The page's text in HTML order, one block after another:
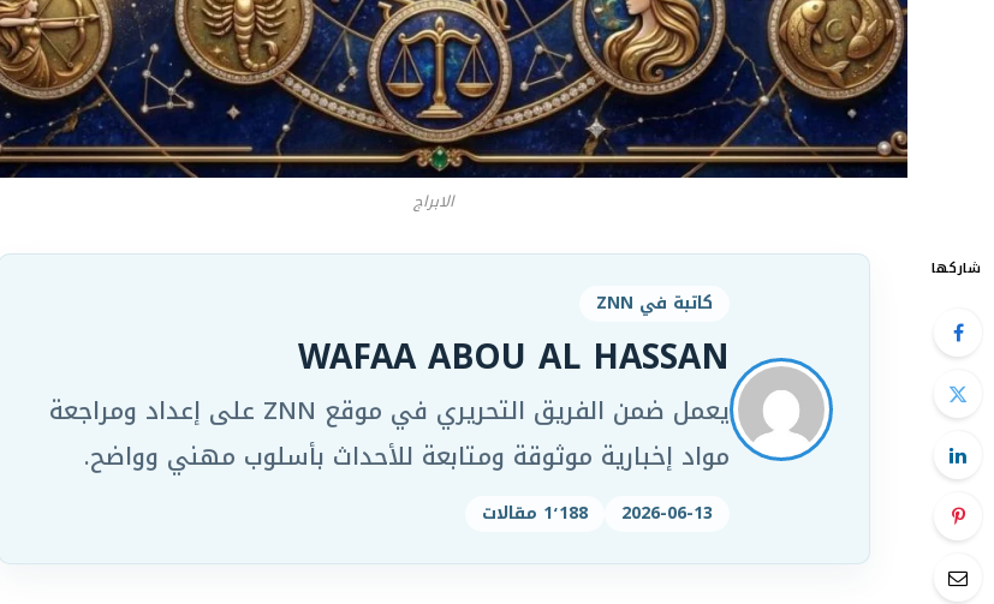
الابراج
شاركها
كاتبة في ZNN
WAFAA ABOU AL HASSAN
يعمل ضمن الفريق التحريري في موقع ZNN على إعداد ومراجعة
مواد إخبارية موثوقة ومتابعة للأحداث بأسلوب مهني وواضح.
2026-06-13 1٬188 مقالات